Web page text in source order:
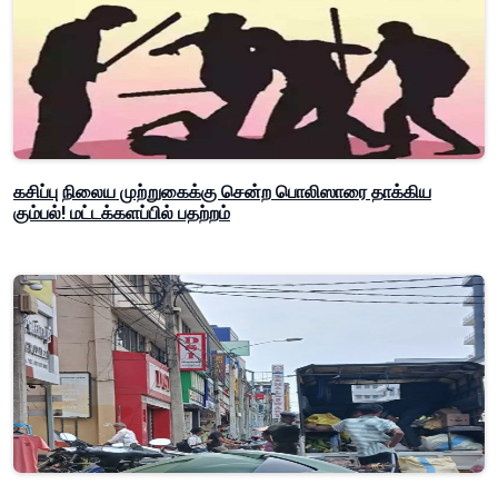
கசிப்பு நிலைய முற்றுகைக்கு சென்ற பொலிஸாரை தாக்கிய
கும்பல்! மட்டக்களப்பில் பதற்றம்